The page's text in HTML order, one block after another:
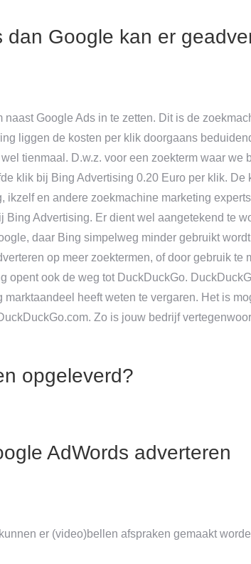
Google kan er
Google Ads in te zetten. Dit is de
liggen de kosten per klik doorgaans
tienmaal. D.w.z. voor een zoekterm waar we
klik bij Bing Advertising 0.20 Euro per klik. De
ikzelf en andere zoekmachine marketing
Advertising. Er dient wel aangetekend te
daar Bing simpelweg minder gebruikt
op meer zoektermen, of door gebruik te
opent ook de weg tot DuckDuckGo.
heeft weten te vergaren. Het is
Zo is jouw bedrijf
opgeleverd?
AdWords adverteren
er (video)bellen afspraken gemaakt